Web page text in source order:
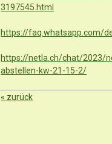
3197545.html
https://faq.whatsapp.com/
https://netla.ch/chat/2023/
abstellen-kw-21-15-2/
« zurück